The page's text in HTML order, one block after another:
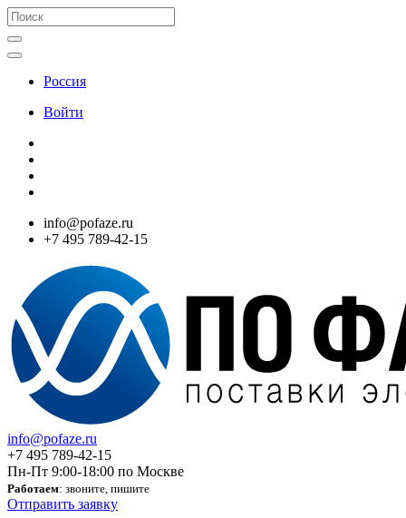
Россия
Войти
info@pofaze.ru
+7 495 789-42-15
info@pofaze.ru
+7 495 789-42-15
Пн-Пт 9:00-18:00 по Москве
Работаем: звоните, пишите
Отправить заявку